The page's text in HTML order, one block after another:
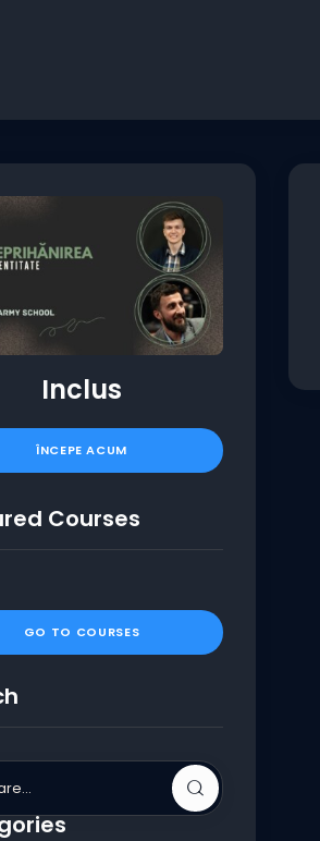
Inclus
ÎNCEPE ACUM
Courses
GO TO COURSES